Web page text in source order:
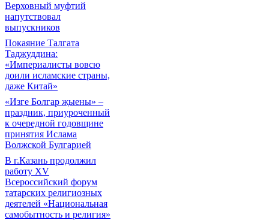
Верховный муфтий
напутствовал
выпускников
Покаяние Талгата
Таджуддина:
«Империалисты вовсю
доили исламские страны,
даже Китай»
«Изге Болгар җыены» –
праздник, приуроченный
к очередной годовщине
принятия Ислама
Волжской Булгарией
В г.Казань продолжил
работу XV
Всероссийский форум
татарских религиозных
деятелей «Национальная
самобытность и религия»